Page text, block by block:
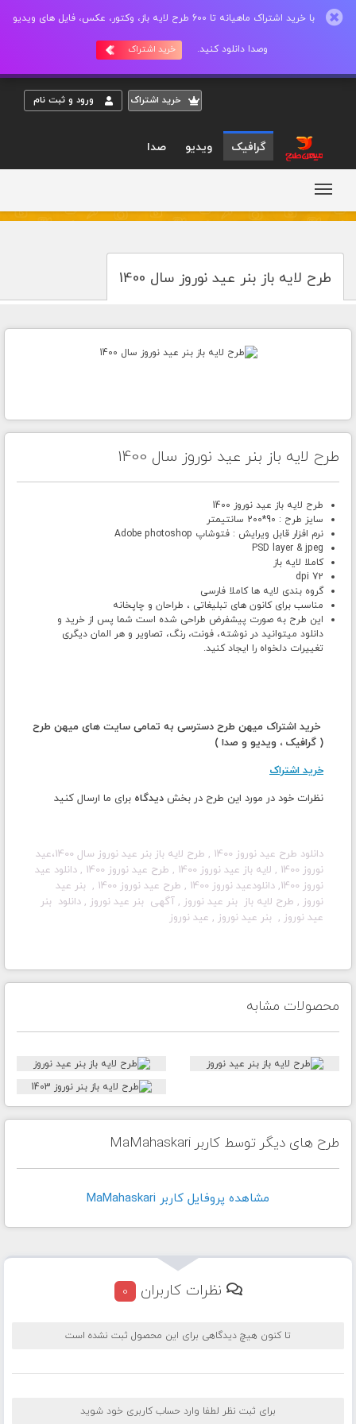
با خرید اشتراک ماهیانه تا 600 طرح لایه باز، وکتور، عکس، فایل های ویدیو
وصدا دانلود کنید. خرید اشتراک
خريد اشتراک ورود و ثبت نام
گرافیک ویدیو صدا
طرح لایه باز بنر عید نوروز سال 1400
طرح لایه باز بنر عید نوروز سال 1400
طرح لایه باز عید نوروز 1400
سایز طرح : 90*200 سانتیمتر
نرم افزار قابل ویرایش : فتوشاپ Adobe photoshop
PSD layer & jpeg
کاملا لایه باز
72 dpi
گروه بندی لایه ها کاملا فارسی
مناسب برای کانون های تبلیغاتی ، طراحان و چاپخانه
این طرح به صورت پیشفرض طراحی شده است شما پس از خرید و
دانلود میتوانید در نوشته، فونت، رنگ، تصاویر و هر المان دیگری
تغییرات دلخواه را ایجاد کنید.
خرید اشتراک میهن طرح دسترسی به تمامی سایت های میهن طرح
( گرافیک ، ویدیو و صدا )
خرید اشتراک
نظرات خود در مورد این طرح در بخش دیدگاه برای ما ارسال کنید
دانلود طرح عید نوروز 1400
, طرح لایه باز بنر عید نوروز سال 1400،
عید
نوروز 1400 , لایه باز عید نوروز 1400 , طرح عید نوروز 1400 , دانلود عید
نوروز 1400, دانلودعید نوروز 1400 , طرح عید نوروز 1400
, بنر عید
نوروز , طرح لایه باز بنر عید نوروز , آگهی بنر عید نوروز , دانلود بنر
عید نوروز , بنر عید نوروز , عید نوروز
محصولات مشابه
طرح های دیگر توسط کاربر MaMahaskari
مشاهده پروفايل کاربر MaMahaskari
نظرات کاربران 0
تا کنون هیچ دیدگاهی برای این محصول ثبت نشده است
برای ثبت نظر لطفا وارد حساب کاربری خود شوید